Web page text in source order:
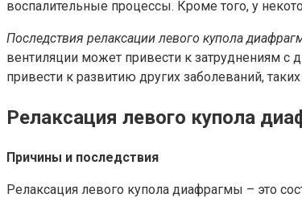
воспалительные процессы. Кроме того, у
Последствия релаксации левого купола
вентиляции может привести к затруднениям
привести к развитию других заболеваний,
Релаксация левого купола
Причины и последствия
Релаксация левого купола диафрагмы – это